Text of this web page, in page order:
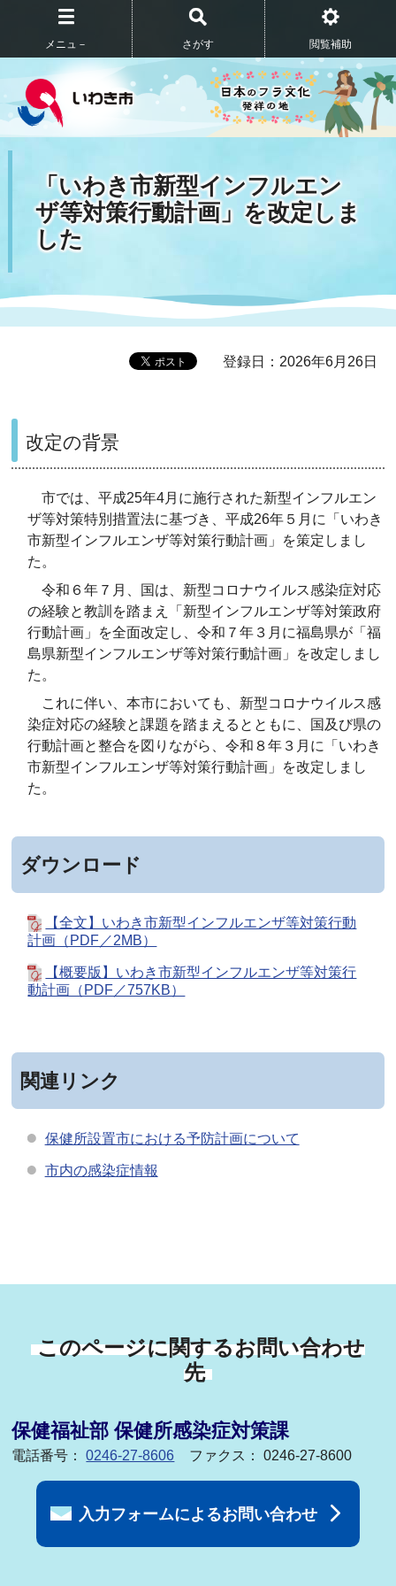
メニュ－ さがす 閲覧補助
「いわき市新型インフルエン
ザ等対策行動計画」を改定しま
した
登録日：2026年6月26日
改定の背景
市では、平成25年4月に施行された新型インフルエン
ザ等対策特別措置法に基づき、平成26年５月に「いわき
市新型インフルエンザ等対策行動計画」を策定しまし
た。
令和６年７月、国は、新型コロナウイルス感染症対応
の経験と教訓を踏まえ「新型インフルエンザ等対策政府
行動計画」を全面改定し、令和７年３月に福島県が「福
島県新型インフルエンザ等対策行動計画」を改定しまし
た。
これに伴い、本市においても、新型コロナウイルス感
染症対応の経験と課題を踏まえるとともに、国及び県の
行動計画と整合を図りながら、令和８年３月に「いわき
市新型インフルエンザ等対策行動計画」を改定しまし
た。
ダウンロード
【全文】いわき市新型インフルエンザ等対策行動
計画（PDF／2MB）
【概要版】いわき市新型インフルエンザ等対策行
動計画（PDF／757KB）
関連リンク
保健所設置市における予防計画について
市内の感染症情報
このページに関するお問い合わせ
先
保健福祉部 保健所感染症対策課
電話番号：0246-27-8606 ファクス： 0246-27-8600
入力フォームによるお問い合わせ